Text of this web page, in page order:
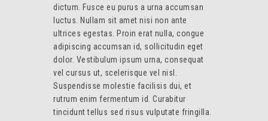
dictum. Fusce eu purus a urna accumsan
luctus. Nullam sit amet nisi non ante
ultrices egestas. Proin erat nulla, congue
adipiscing accumsan id, sollicitudin eget
dolor. Vestibulum ipsum urna, consequat
vel cursus ut, scelerisque vel nisl.
Suspendisse molestie facilisis dui, et
rutrum enim fermentum id. Curabitur
tincidunt tellus sed risus vulputate fringilla.